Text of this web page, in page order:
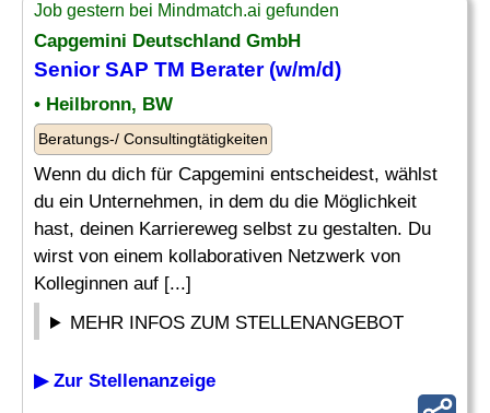
Job gestern bei Mindmatch.ai gefunden
Capgemini Deutschland GmbH
SeniorSAP TM Berater(w/m/d)
• Heilbronn, BW
Beratungs-/ Consultingtätigkeiten
Wenn du dich für Capgemini entscheidest, wählst
du ein Unternehmen, in dem du die Möglichkeit
hast, deinen Karriereweg selbst zu gestalten. Du
wirst von einem kollaborativen Netzwerk von
Kolleginnen auf [...]
MEHR INFOS ZUM STELLENANGEBOT
▶ Zur Stellenanzeige